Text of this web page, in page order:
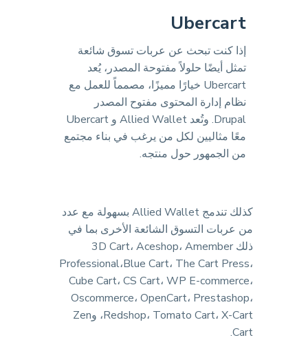
Ubercart
إذا كنت تبحث عن عربات تسوق شائعة
تمثل أيضًا حلولاً مفتوحة المصدر، يُعد
Ubercart خيارًا مميزًا، مصمماً للعمل مع
نظام إدارة المحتوى مفتوح المصدر
Drupal. وتُعد Allied Wallet و Ubercart
معًا مثاليين لكل من يرغب في بناء مجتمع
من الجمهور حول منتجه.
كذلك تندمج Allied Wallet بسهولة مع عدد
من عربات التسوق الشائعة الأخرى بما في
ذلك 3D Cart، Aceshop، Amember
Professional،Blue Cart، The Cart Press،
Cube Cart، CS Cart، WP E-commerce،
Oscommerce، OpenCart، Prestashop،
Redshop، Tomato Cart، X-Cart، وZen
Cart.